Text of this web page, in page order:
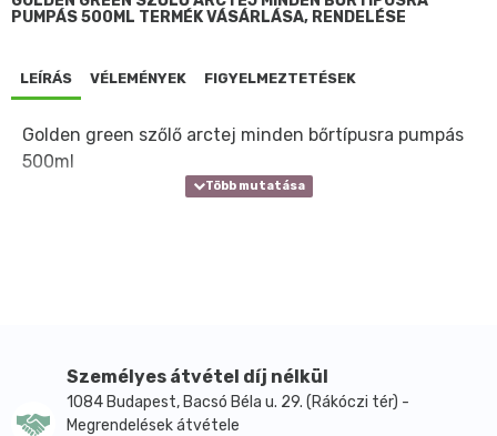
PUMPÁS 500ML TERMÉK VÁSÁRLÁSA, RENDELÉSE
LEÍRÁS VÉLEMÉNYEK FIGYELMEZTETÉSEK
Golden green szőlő arctej minden bőrtípusra pumpás
500ml
Személyes átvétel díj nélkül
1084 Budapest, Bacsó Béla u. 29. (Rákóczi tér) -
Megrendelések átvétele